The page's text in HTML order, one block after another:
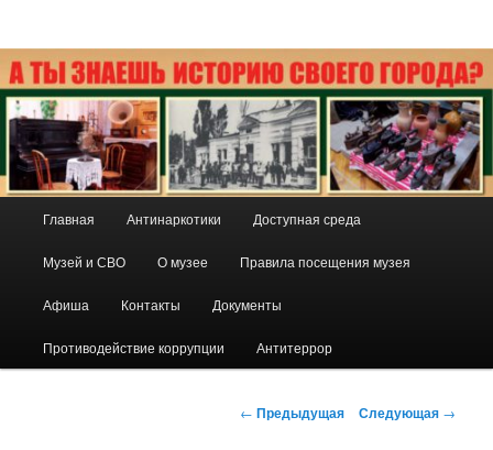
Главная Антинаркотики Доступная среда
Музей и СВО О музее Правила посещения музея
Афиша Контакты Документы
Противодействие коррупции Антитеррор
Навигация
← Предыдущая Следующая →